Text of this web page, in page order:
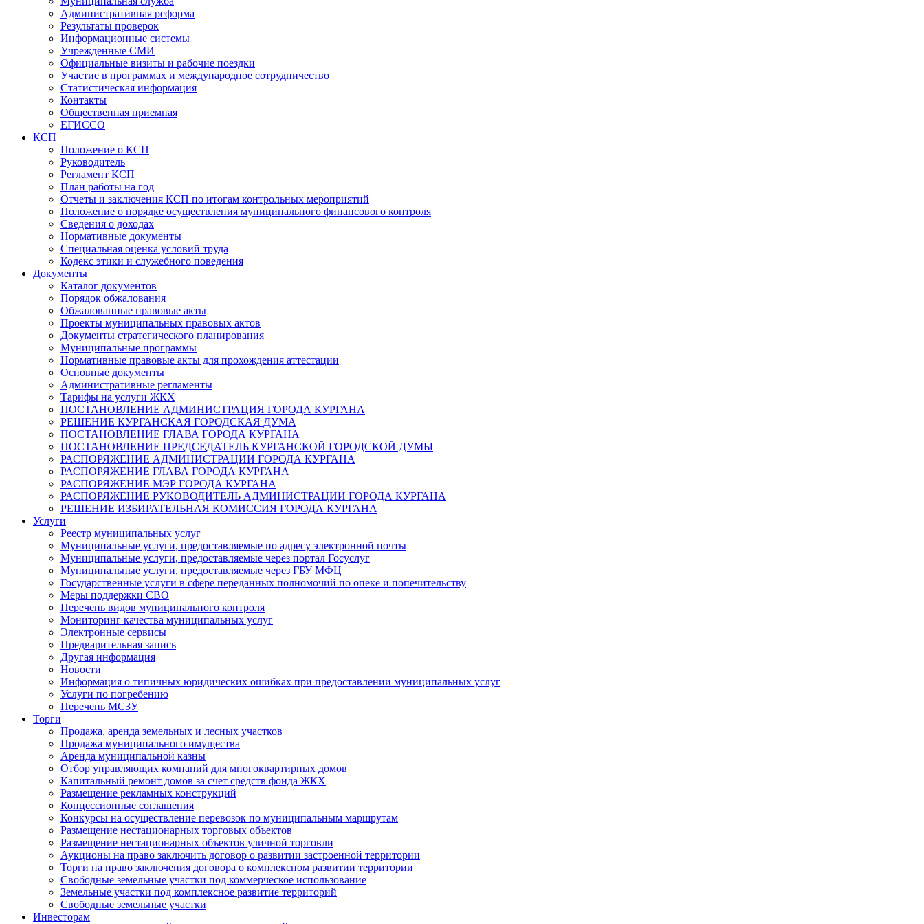
Административная реформа
Результаты проверок
Информационные системы
Учрежденные СМИ
Официальные визиты и рабочие поездки
Участие в программах и международное сотрудничество
Статистическая информация
Контакты
Общественная приемная
ЕГИССО
КСП
Положение о КСП
Руководитель
Регламент КСП
План работы на год
Отчеты и заключения КСП по итогам контрольных мероприятий
Положение о порядке осуществления муниципального финансового контроля
Сведения о доходах
Нормативные документы
Специальная оценка условий труда
Кодекс этики и служебного поведения
Документы
Каталог документов
Порядок обжалования
Обжалованные правовые акты
Проекты муниципальных правовых актов
Документы стратегического планирования
Муниципальные программы
Нормативные правовые акты для прохождения аттестации
Основные документы
Административные регламенты
Тарифы на услуги ЖКХ
ПОСТАНОВЛЕНИЕ АДМИНИСТРАЦИЯ ГОРОДА КУРГАНА
РЕШЕНИЕ КУРГАНСКАЯ ГОРОДСКАЯ ДУМА
ПОСТАНОВЛЕНИЕ ГЛАВА ГОРОДА КУРГАНА
ПОСТАНОВЛЕНИЕ ПРЕДСЕДАТЕЛЬ КУРГАНСКОЙ ГОРОДСКОЙ ДУМЫ
РАСПОРЯЖЕНИЕ АДМИНИСТРАЦИИ ГОРОДА КУРГАНА
РАСПОРЯЖЕНИЕ ГЛАВА ГОРОДА КУРГАНА
РАСПОРЯЖЕНИЕ МЭР ГОРОДА КУРГАНА
РАСПОРЯЖЕНИЕ РУКОВОДИТЕЛЬ АДМИНИСТРАЦИИ ГОРОДА КУРГАНА
РЕШЕНИЕ ИЗБИРАТЕЛЬНАЯ КОМИССИЯ ГОРОДА КУРГАНА
Услуги
Реестр муниципальных услуг
Муниципальные услуги, предоставляемые по адресу электронной почты
Муниципальные услуги, предоставляемые через портал Госуслуг
Муниципальные услуги, предоставляемые через ГБУ МФЦ
Государственные услуги в сфере переданных полномочий по опеке и попечительству
Меры поддержки СВО
Перечень видов муниципального контроля
Мониторинг качества муниципальных услуг
Электронные сервисы
Предварительная запись
Другая информация
Новости
Информация о типичных юридических ошибках при предоставлении муниципальных услуг
Услуги по погребению
Перечень МСЗУ
Торги
Продажа, аренда земельных и лесных участков
Продажа муниципального имущества
Аренда муниципальной казны
Отбор управляющих компаний для многоквартирных домов
Капитальный ремонт домов за счет средств фонда ЖКХ
Размещение рекламных конструкций
Концессионные соглашения
Конкурсы на осуществление перевозок по муниципальным маршрутам
Размещение нестационарных торговых объектов
Размещение нестационарных объектов уличной торговли
Аукционы на право заключить договор о развитии застроенной территории
Торги на право заключения договора о комплексном развитии территории
Свободные земельные участки под коммерческое использование
Земельные участки под комплексное развитие территорий
Свободные земельные участки
Инвесторам